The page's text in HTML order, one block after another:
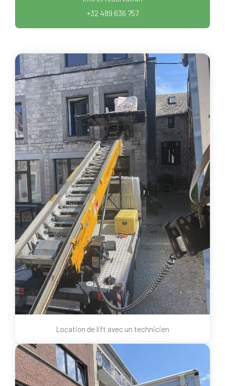
+32 489 636 757
Location de lift avec un technicien